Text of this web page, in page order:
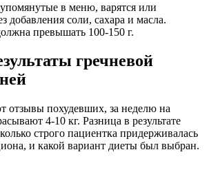
в меню, варятся или
добавления соли, сахара и масла.
превышать 100-150 г.
гречневой
отзывы похудевших, за неделю на
4-10 кг. Разница в результате
строго пациентка придерживалась
и какой вариант диеты был выбран.